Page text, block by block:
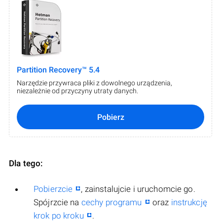
Partition Recovery™ 5.4
Narzędzie przywraca pliki z dowolnego urządzenia,
niezależnie od przyczyny utraty danych.
Pobierz
Dla tego:
Pobierzcie
, zainstalujcie i uruchomcie go.
Spójrzcie na cechy programu oraz instrukcję
krok po kroku
.